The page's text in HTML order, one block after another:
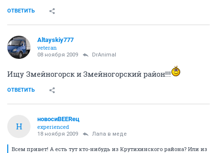
ОТВЕТИТЬ
Altayskiy777
veteran
08 ноября 2009 DrAnimal
Ищу Змейногорск и Змейногорский район!!!
ОТВЕТИТЬ
Н
новосиBEERец
experienced
18 ноября 2009 Лапа в меде
Всем привет! А есть тут кто-нибудь из Крутихинского района? Или из